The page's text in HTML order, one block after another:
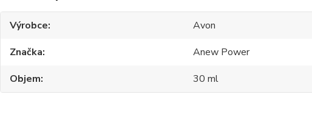
Výrobce
Avon
Značka
Anew Power
Objem
30 ml